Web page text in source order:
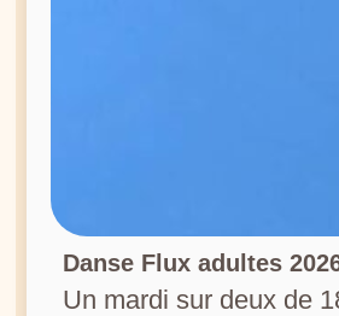
Danse Flux adultes
Un mardi sur deux de